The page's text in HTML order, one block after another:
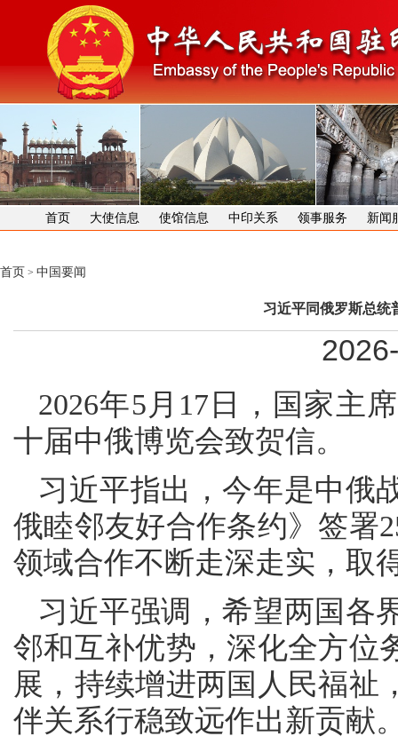
首页 大使信息 使馆信息 中印关系 领事服务 新闻
首页 > 中国要闻
习近平同俄罗斯总统
2026年5月17日，国家主
十届中俄博览会致贺信。
习近平指出，今年是中俄
俄睦邻友好合作条约》签署
领域合作不断走深走实，取
习近平强调，希望两国各
邻和互补优势，深化全方位
展，持续增进两国人民福祉
伴关系行稳致远作出新贡献